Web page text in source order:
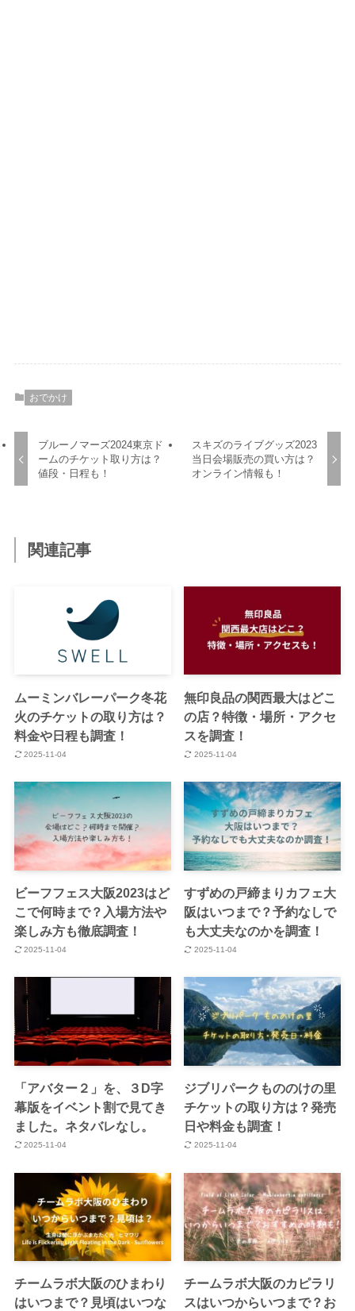
おでかけ
ブルーノマーズ2024東京ド
ームのチケット取り方は？
値段・日程も！
スキズのライブグッズ2023
当日会場販売の買い方は？
オンライン情報も！
関連記事
ムーミンバレーパーク冬花
火のチケットの取り方は？
料金や日程も調査！
2025-11-04
無印良品の関西最大はどこ
の店？特徴・場所・アクセ
スを調査！
2025-11-04
ビーフフェス大阪2023はど
こで何時まで？入場方法や
楽しみ方も徹底調査！
2025-11-04
すずめの戸締まりカフェ大
阪はいつまで？予約なしで
も大丈夫なのかを調査！
2025-11-04
「アバター２」を、３D字
幕版をイベント割で見てき
ました。ネタバレなし。
2025-11-04
ジブリパークもののけの里
チケットの取り方は？発売
日や料金も調査！
2025-11-04
チームラボ大阪のひまわり
はいつまで？見頃はいつな
チームラボ大阪のカピラリ
スはいつからいつまで？お